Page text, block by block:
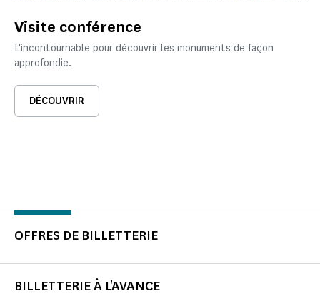
Visite conférence
L'incontournable pour découvrir les monuments de façon
approfondie.
DÉCOUVRIR
OFFRES DE BILLETTERIE
BILLETTERIE À L'AVANCE